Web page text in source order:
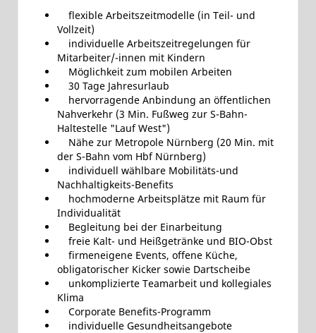
flexible Arbeitszeitmodelle (in Teil- und
Vollzeit)
individuelle Arbeitszeitregelungen für
Mitarbeiter/-innen mit Kindern
Möglichkeit zum mobilen Arbeiten
30 Tage Jahresurlaub
hervorragende Anbindung an öffentlichen
Nahverkehr (3 Min. Fußweg zur S-Bahn-
Haltestelle "Lauf West")
Nähe zur Metropole Nürnberg (20 Min. mit
der S-Bahn vom Hbf Nürnberg)
individuell wählbare Mobilitäts-und
Nachhaltigkeits-Benefits
hochmoderne Arbeitsplätze mit Raum für
Individualität
Begleitung bei der Einarbeitung
freie Kalt- und Heißgetränke und BIO-Obst
firmeneigene Events, offene Küche,
obligatorischer Kicker sowie Dartscheibe
unkomplizierte Teamarbeit und kollegiales
Klima
Corporate Benefits-Programm
individuelle Gesundheitsangebote